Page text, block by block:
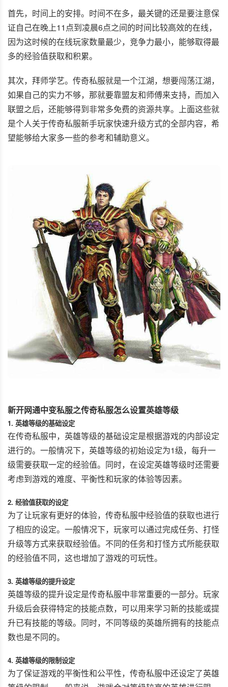
首先，时间上的安排。时间不在多，最关键的还是要注意保
证自己在晚上11点到凌晨6点之间的时间比较高效的在线，
因为这时候的在线玩家数量最少，竞争力最小，能够取得最
多的经验值获取和积累。
其次，拜师学艺。传奇私服就是一个江湖，想要闯荡江湖，
如果自己的实力不够，那就要靠盟友和师傅来支持，而加入
联盟之后，还能够得到非常多免费的资源共享。上面这些就
是个人关于传奇私服新手玩家快速升级方式的全部内容，希
望能够给大家多一些的参考和辅助意义。
新开网通中变私服之传奇私服怎么设置英雄等级
1. 英雄等级的基础设定
在传奇私服中，英雄等级的基础设定是根据游戏的内部设定
进行的。一般情况下，英雄等级的初始设定为1级，每升一
级需要获取一定的经验值。同时，在设定英雄等级时还需要
考虑到游戏的难度、平衡性和玩家的体验等因素。
2. 经验值获取的设定
为了让玩家有更好的体验，传奇私服中经验值的获取也进行
了相应的设定。一般情况下，玩家可以通过完成任务、打怪
升级等方式来获取经验值。不同的任务和打怪方式所能获取
的经验值不同，这也增加了游戏的可玩性。
3. 英雄等级的提升设定
英雄等级的提升设定是传奇私服中非常重要的一部分。玩家
升级后会获得特定的技能点数，可以用来学习新的技能或提
升已有技能的等级。同时，不同等级的英雄所拥有的技能点
数也是不同的。
4. 英雄等级的限制设定
为了保证游戏的平衡性和公平性，传奇私服中还设定了英雄